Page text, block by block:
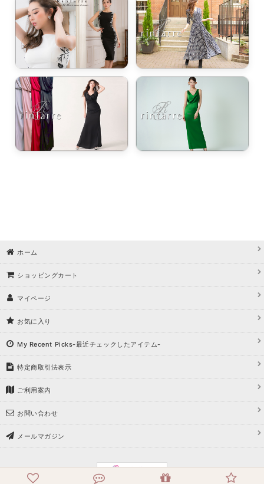
ホーム
ショッピングカート
マイページ
お気に入り
My Recent Picks-最近チェックしたアイテム-
特定商取引法表示
ご利用案内
お問い合わせ
メールマガジン